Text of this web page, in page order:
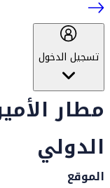
تسجيل الدخول
مطار
الدولي
الموقع